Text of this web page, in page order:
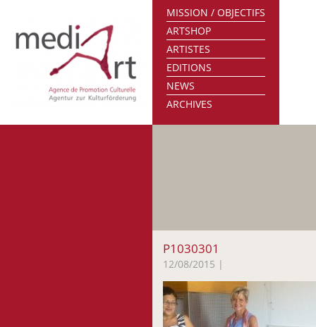
MISSION / OBJECTIFS
ARTSHOP
ARTISTES
EDITIONS
NEWS
ARCHIVES
P1030301
12/08/2015 |